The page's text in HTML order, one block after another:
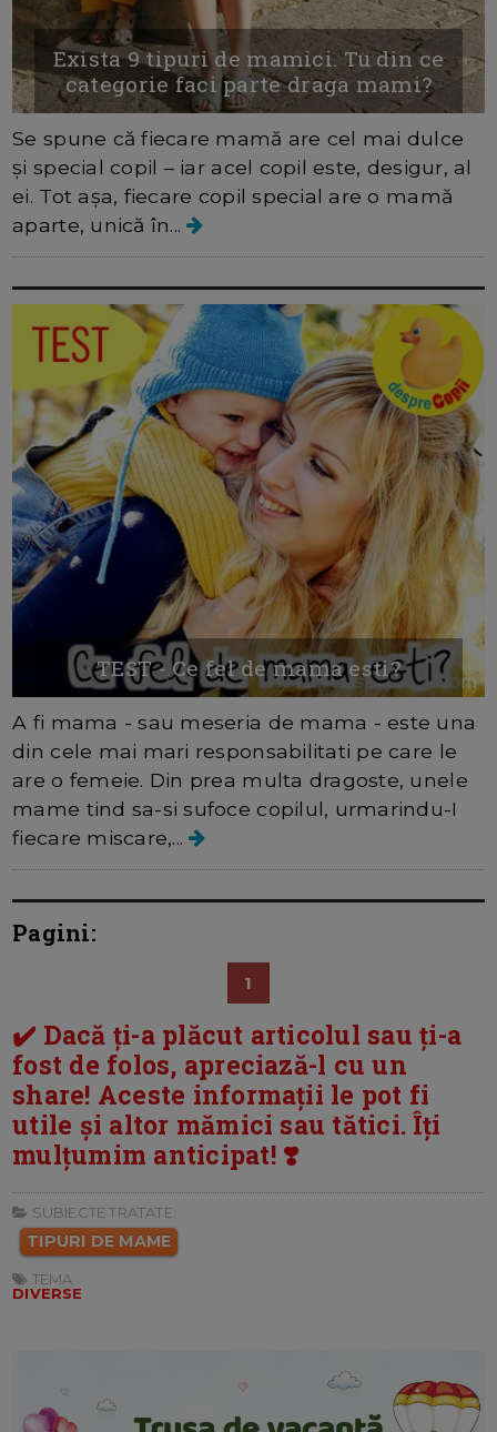
Exista 9 tipuri de mamici. Tu din ce
categorie faci parte draga mami?
Se spune că fiecare mamă are cel mai dulce
și special copil – iar acel copil este, desigur, al
ei. Tot așa, fiecare copil special are o mamă
aparte, unică în...
TEST - Ce fel de mama esti?
A fi mama - sau meseria de mama - este una
din cele mai mari responsabilitati pe care le
are o femeie. Din prea multa dragoste, unele
mame tind sa-si sufoce copilul, urmarindu-I
fiecare miscare,...
Pagini:
1
✔️ Dacă ți-a plăcut articolul sau ți-a
fost de folos, apreciază-l cu un
share! Aceste informații le pot fi
utile și altor mămici sau tătici. Îți
mulțumim anticipat! ❣️
SUBIECTE TRATATE:
TIPURI DE MAME
TEMA:
DIVERSE